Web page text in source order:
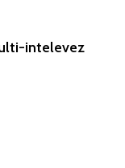
intelevez